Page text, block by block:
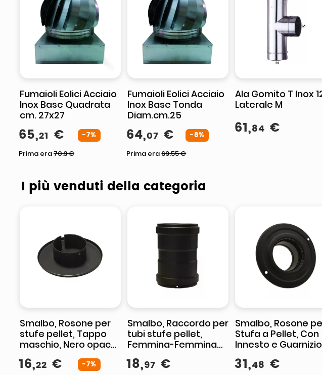
Fumaioli Eolici Acciaio
Inox Base Quadrata
cm. 27x27
65,21 € -7%
Prima era70.3€
Fumaioli Eolici Acciaio
Inox Base Tonda
Diam.cm.25
64,07 € -8%
Prima era69.55€
Ala Gomito T Inox
Laterale M
61,84 €
I più venduti della categoria
Smalbo, Rosone per
stufe pellet, Tappo
maschio, Nero opaco,
8 cm
16,22 € -7%
Smalbo, Raccordo per
tubi stufe pellet,
Femmina-Femmina
con guarnizione, Nero
opaco, 8 cm
18,97 €
Smalbo, Rosone
Stufa a Pellet, Con
Innesto e
8-17 cm
31,48 €